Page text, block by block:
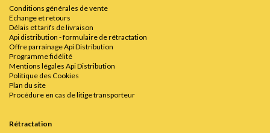
Conditions générales de vente
Echange et retours
Délais et tarifs de livraison
Api distribution - formulaire de rétractation
Offre parrainage Api Distribution
Programme fidélité
Mentions légales Api Distribution
Politique des Cookies
Plan du site
Procédure en cas de litige transporteur
Rétractation